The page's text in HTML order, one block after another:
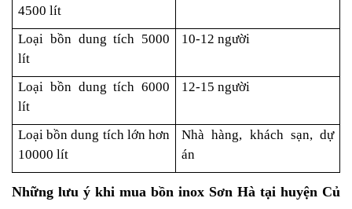
4500 lít
Loại bồn dung tích 5000
lít
10-12 người
Loại bồn dung tích 6000
lít
12-15 người
Loại bồn dung tích lớn hơn
10000 lít
Nhà hàng, khách sạn, dự
án
Những lưu ý khi mua bồn inox Sơn Hà tại huyện Củ